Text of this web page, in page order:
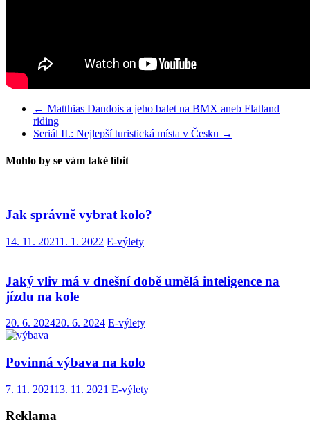
← Matthias Dandois a jeho balet na BMX aneb Flatland
riding
Seriál II.: Nejlepší turistická místa v Česku →
Mohlo by se vám také líbit
Jak správně vybrat kolo?
14. 11. 20211. 1. 2022 E-výlety
Jaký vliv má v dnešní době umělá inteligence na
jízdu na kole
20. 6. 202420. 6. 2024 E-výlety
Povinná výbava na kolo
7. 11. 202113. 11. 2021 E-výlety
Reklama